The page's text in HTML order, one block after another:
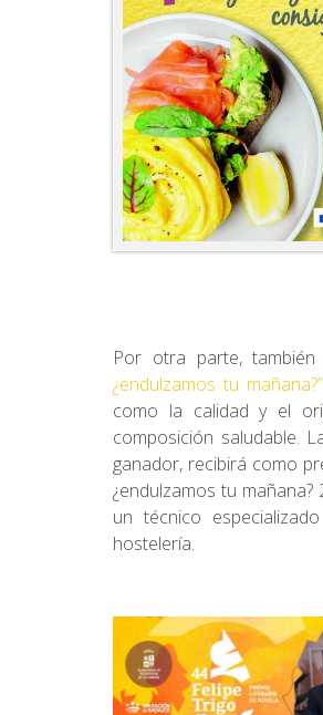
Por otra parte,
¿endulzamos tu mañana?”
como la calidad y el
composición saludable.
ganador, recibirá como
¿endulzamos tu
un técnico
hostelería.